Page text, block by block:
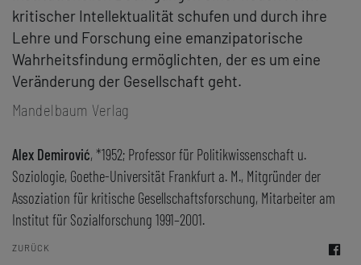
kritischer Intellektualität schufen und durch ihre
Lehre und Forschung eine emanzipatorische
Wahrheitsfindung ermöglichten, der es um eine
Veränderung der Gesellschaft geht.
Mandelbaum Verlag
Alex Demirović, *1952; Professor für Politikwissenschaft u.
Soziologie, Goethe-Universität Frankfurt a. M., Mitgründer der
Assoziation für kritische Gesellschaftsforschung, Mitarbeiter am
Institut für Sozialforschung 1991–2001.
ZURÜCK